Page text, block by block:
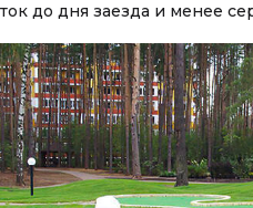
до дня заезда и менее